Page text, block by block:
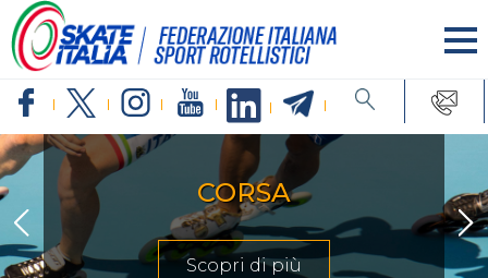
CORSA
Scopri di più